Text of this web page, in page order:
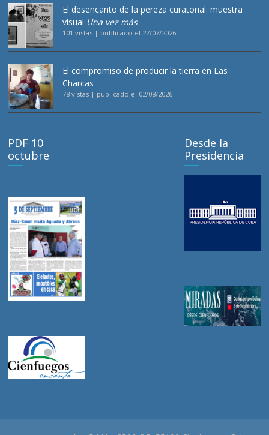
El desencanto de la pereza curatorial: muestra
visual Una vez más
101 vistas | publicado el 27/07/2026
El compromiso de producir la tierra en Las
Charcas
78 vistas | publicado el 02/08/2026
PDF 10
octubre
Desde la
Presidencia